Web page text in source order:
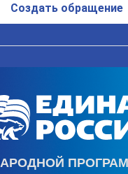
Создать обращение